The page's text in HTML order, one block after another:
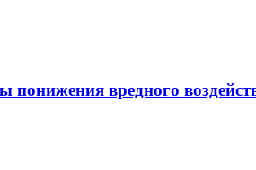
понижения вредного